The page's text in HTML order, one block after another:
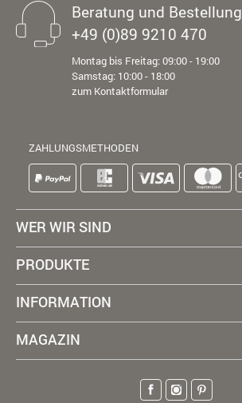
Beratung und Bestellung
+49 (0)89 9210 470
Montag bis Freitag: 09:00 - 19:00
Samstag: 10:00 - 18:00
zum Kontaktformular
ZAHLUNGSMETHODEN
WER WIR SIND
PRODUKTE
INFORMATION
MAGAZIN